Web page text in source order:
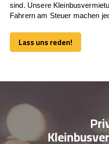
sind. Unsere
Fahrern am Steuer machen
Lass uns reden!
Lass uns reden!